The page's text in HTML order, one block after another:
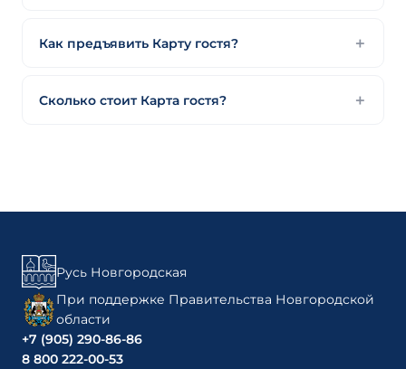
Как предъявить Карту гостя?
Сколько стоит Карта гостя?
Русь Новгородская
При поддержке Правительства Новгородской
области
+7 (905) 290-86-86
8 800 222-00-53